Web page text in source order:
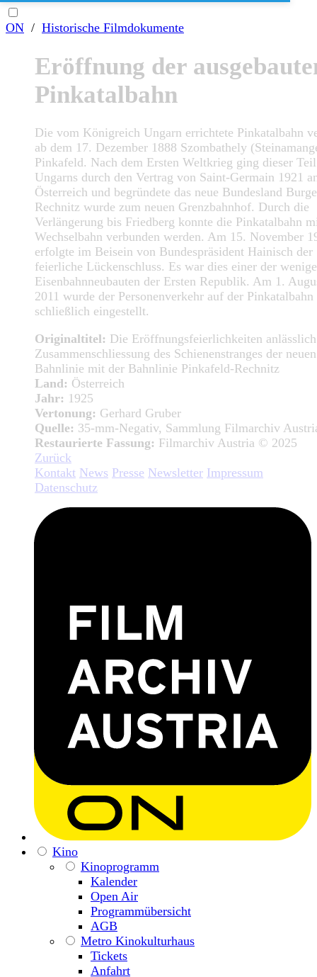
ON / Historische Filmdokumente
Eröffnung der
Pinkatalbahn
Die vom Königreich Ungarn errichtete Pinkatalbahn
ab dem 17. Dezember 1888 Szombathely
Pinkafeld. Nach dem Ersten Weltkrieg ging dieser Teil
Ungarns durch den Vertrag von Saint-Germain 1921
Österreich und begründete das neue Bundesland
Rechnitz wurde zum neuen Grenzbahnhof. Durch die
Verlängerung bis Friedberg konnte die Pinkatalbahn
Wechselbahn verbunden werden. Am 15. November
erfolgte im Beisein von Bundespräsident Hainisch der
feierliche Lückenschluss. Es war dies einer der
Eisenbahnneubauten der Ersten Republik. Am 1.
2011 wurde der Personenverkehr auf der Pinkatalbahn
schließlich eingestellt.
Originaltitel: Die Eröffnungsfeierlichkeiten
Zusammenschliessung des Schienenstranges der neuen
Bahnlinie mit der Bahnlinie Pinkafeld-Rechnitz
Land: Österreich
Jahr: 1925
Vertonung: Gerhard Gruber
Quelle: 35-mm-Negativ, Sammlung Filmarchiv
Restaurierte Fassung: Filmarchiv Austria © 2025
Zurück
Kontakt News Presse Newsletter Impressum
Datenschutz
Kino
Kinoprogramm
Kalender
Open Air
Programmübersicht
AGB
Metro Kinokulturhaus
Tickets
Anfahrt